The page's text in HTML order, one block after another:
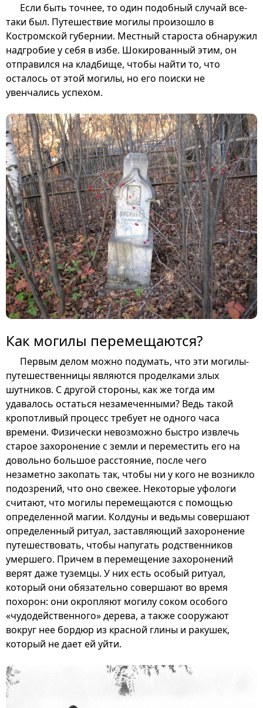
Если быть точнее, то один подобный случай все-
таки был. Путешествие могилы произошло в
Костромской губернии. Местный староста обнаружил
надгробие у себя в избе. Шокированный этим, он
отправился на кладбище, чтобы найти то, что
осталось от этой могилы, но его поиски не
увенчались успехом.
Как могилы перемещаются?
Первым делом можно подумать, что эти могилы-
путешественницы являются проделками злых
шутников. С другой стороны, как же тогда им
удавалось остаться незамеченными? Ведь такой
кропотливый процесс требует не одного часа
времени. Физически невозможно быстро извлечь
старое захоронение с земли и переместить его на
довольно большое расстояние, после чего
незаметно закопать так, чтобы ни у кого не возникло
подозрений, что оно свежее. Некоторые уфологи
считают, что могилы перемещаются с помощью
определенной магии. Колдуны и ведьмы совершают
определенный ритуал, заставляющий захоронение
путешествовать, чтобы напугать родственников
умершего. Причем в перемещение захоронений
верят даже туземцы. У них есть особый ритуал,
который они обязательно совершают во время
похорон: они окропляют могилу соком особого
«чудодейственного» дерева, а также сооружают
вокруг нее бордюр из красной глины и ракушек,
который не дает ей уйти.